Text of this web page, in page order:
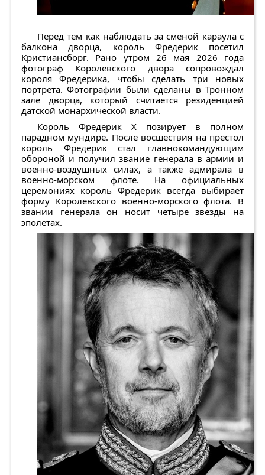
Перед тем как наблюдать за сменой караула с
балкона дворца, король Фредерик посетил
Кристиансборг. Рано утром 26 мая 2026 года
фотограф Королевского двора сопровождал
короля Фредерика, чтобы сделать три новых
портрета. Фотографии были сделаны в Тронном
зале дворца, который считается резиденцией
датской монархической власти.
Король Фредерик X позирует в полном
парадном мундире. После восшествия на престол
король Фредерик стал главнокомандующим
обороной и получил звание генерала в армии и
военно-воздушных силах, а также адмирала в
военно-морском флоте. На официальных
церемониях король Фредерик всегда выбирает
форму Королевского военно-морского флота. В
звании генерала он носит четыре звезды на
эполетах.